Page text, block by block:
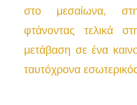
στο μεσαίωνα,
φτάνοντας τελικά
μετάβαση σε ένα
ταυτόχρονα